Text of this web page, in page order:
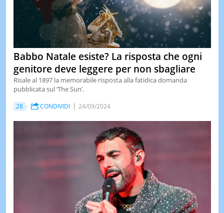
Babbo Natale esiste? La risposta che ogni
genitore deve leggere per non sbagliare
Risale al 1897 la memorabile risposta alla fatidica domanda
pubblicata sul ‘The Sun’.
28 CONDIVIDI 24/09/2024